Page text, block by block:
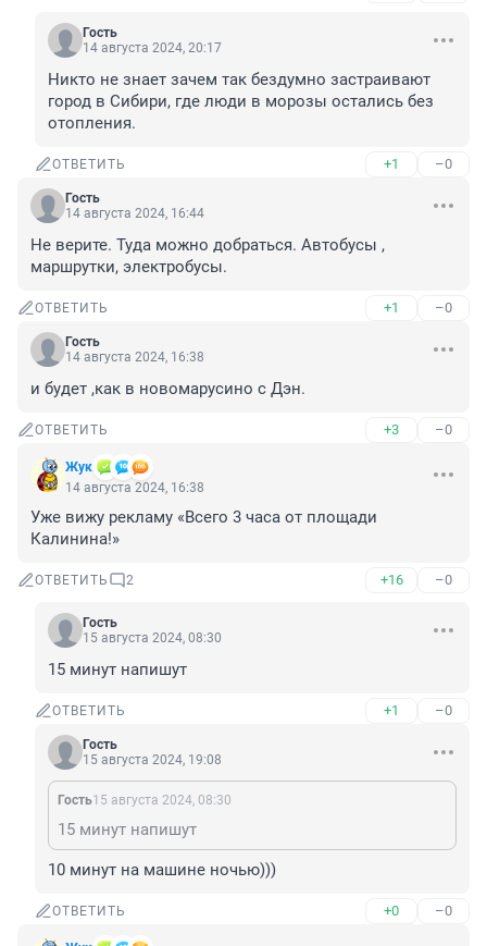
Гость
14 августа 2024, 20:17
Никто не знает зачем так бездумно застраивают
город в Сибири, где люди в морозы остались без
отопления.
ОТВЕТИТЬ +1 –0
Гость
14 августа 2024, 16:44
Не верите. Туда можно добраться. Автобусы ,
маршрутки, электробусы.
ОТВЕТИТЬ +1 –0
Гость
14 августа 2024, 16:38
и будет ,как в новомарусино с Дэн.
ОТВЕТИТЬ +3 –0
Жук
14 августа 2024, 16:38
Уже вижу рекламу «Всего 3 часа от площади
Калинина!»
ОТВЕТИТЬ 2 +16 –0
Гость
15 августа 2024, 08:30
15 минут напишут
ОТВЕТИТЬ +1 –0
Гость
15 августа 2024, 19:08
Гость15 августа 2024, 08:30
15 минут напишут
10 минут на машине ночью)))
ОТВЕТИТЬ +0 –0